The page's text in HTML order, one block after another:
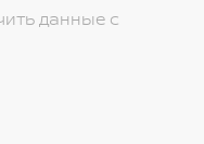
данные с